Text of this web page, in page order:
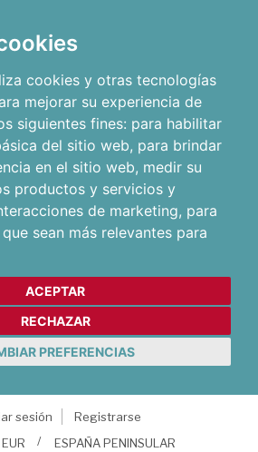
cookies y otras tecnologías
mejorar su experiencia de
siguientes fines: para habilitar
del sitio web, para brindar
en el sitio web, medir su
productos y servicios y
de marketing, para
sean más relevantes para
ACEPTAR
RECHAZAR
PREFERENCIAS
sesión
Registrarse
EUR ESPAÑA PENINSULAR